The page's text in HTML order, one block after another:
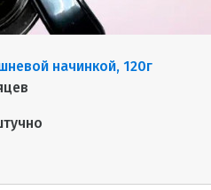
начинкой, 120г